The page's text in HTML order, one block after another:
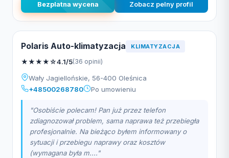
Bezplatna wycena Zobacz pelny profil
Polaris Auto-klimatyzacja KLIMATYZACJA
★★★★☆4.1/5(36 opinii)
Wały Jagiellońskie, 56-400 Oleśnica
+48500268780
Po umowieniu
"Osobiście polecam! Pan już przez telefon
zdiagnozował problem, sama naprawa też przebiegła
profesjonalnie. Na bieżąco byłem informowany o
sytuacji i przebiegu naprawy oraz kosztów
(wymagana była m...."